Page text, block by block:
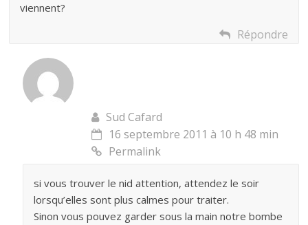
viennent?
Répondre
Sud Cafard
16 septembre 2011 à 10 h 48 min
Permalink
si vous trouver le nid attention, attendez le soir
lorsqu’elles sont plus calmes pour traiter.
Sinon vous pouvez garder sous la main notre bombe